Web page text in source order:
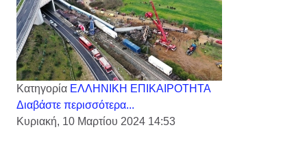
Κατηγορία ΕΛΛΗΝΙΚΗ ΕΠΙΚΑΙΡΟΤΗΤΑ
Διαβάστε περισσότερα...
Κυριακή, 10 Μαρτίου 2024 14:53